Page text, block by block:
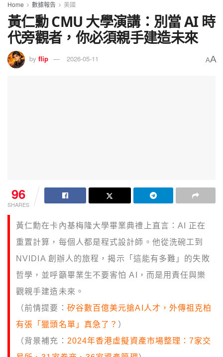
Home 數據報告 美國
黃仁勳 CMU 大學演講：別當 AI 時
代旁觀者，你必須親手建造未來
by flip 2026-05-11 AA
96
SHARES
黃仁勳在卡內基梅隆大學畢業典禮上直言：AI 正在
重置計算，每個人都是程式設計師。他從洗碗工到
NVIDIA 創辦人的旅程，揭示「這能有多難」的失敗
哲學，並呼籲畢業生不要害怕 AI，而是用責任與樂
觀親手建造未來。
（前情提要： 矽谷數百億美元搶AI人才，外傳祖克柏
有張「獵頭名單」真急了？ ）
（背景補充： 2024年香港虛擬資產市場整理：7家交